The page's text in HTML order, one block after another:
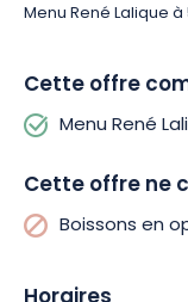
Menu René Lalique
Cette offre
Menu René
Cette offre ne
Boissons en